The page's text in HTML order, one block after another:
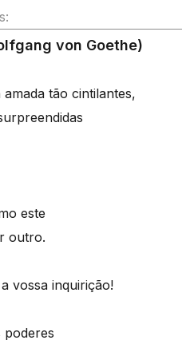
von Goethe)
tão cintilantes,
este
outro.
vossa inquirição!
poderes